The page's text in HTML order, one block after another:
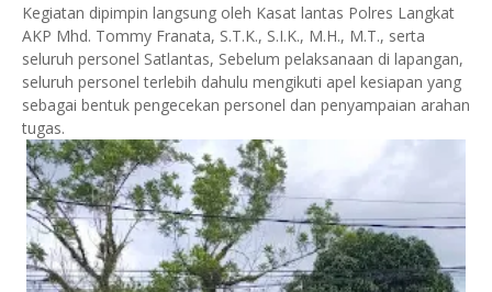
Kegiatan dipimpin langsung oleh Kasat lantas Polres Langkat
AKP Mhd. Tommy Franata, S.T.K., S.I.K., M.H., M.T., serta
seluruh personel Satlantas, Sebelum pelaksanaan di lapangan,
seluruh personel terlebih dahulu mengikuti apel kesiapan yang
sebagai bentuk pengecekan personel dan penyampaian arahan
tugas.